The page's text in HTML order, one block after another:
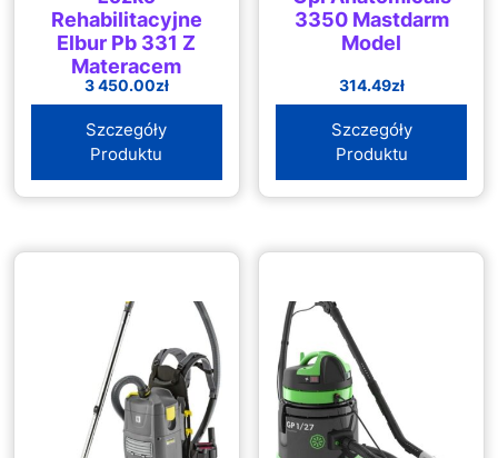
Rehabilitacyjne
Elbur Pb 331 Z
Materacem
Gofrowym
3 450.00zł
Szczegóły
Produktu
3350 Mastdarm
Model
314.49zł
Szczegóły
Produktu